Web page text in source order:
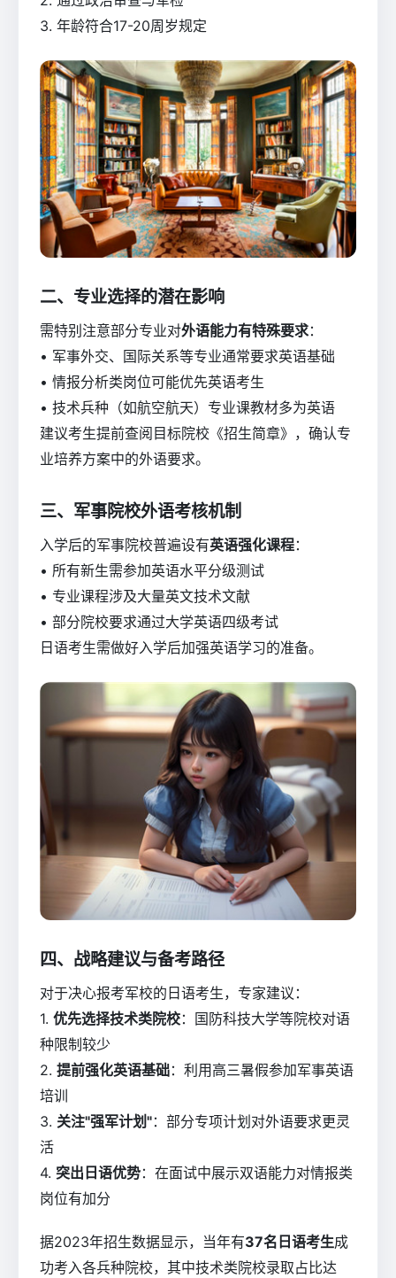
3. 年龄符合17-20周岁规定
二、专业选择的潜在影响
需特别注意部分专业对外语能力有特殊要求：
• 军事外交、国际关系等专业通常要求英语基础
• 情报分析类岗位可能优先英语考生
• 技术兵种（如航空航天）专业课教材多为英语
建议考生提前查阅目标院校《招生简章》，确认专
业培养方案中的外语要求。
三、军事院校外语考核机制
入学后的军事院校普遍设有英语强化课程：
• 所有新生需参加英语水平分级测试
• 专业课程涉及大量英文技术文献
• 部分院校要求通过大学英语四级考试
日语考生需做好入学后加强英语学习的准备。
四、战略建议与备考路径
对于决心报考军校的日语考生，专家建议：
1. 优先选择技术类院校：国防科技大学等院校对语
种限制较少
2. 提前强化英语基础：利用高三暑假参加军事英语
培训
3. 关注"强军计划"：部分专项计划对外语要求更灵
活
4. 突出日语优势：在面试中展示双语能力对情报类
岗位有加分
据2023年招生数据显示，当年有37名日语考生成
功考入各兵种院校，其中技术类院校录取占比达